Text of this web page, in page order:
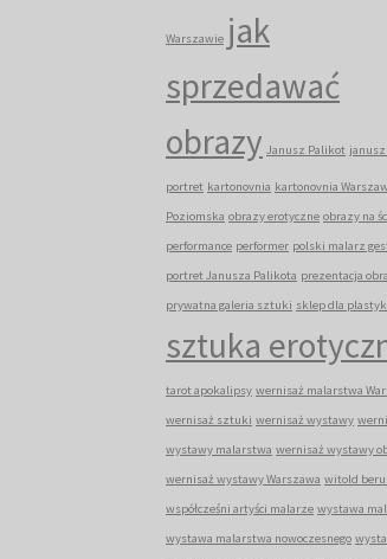
Warszawie jak
sprzedawać
obrazy Janusz Palikot
portret kartonovnia kartonovnia
Poziomska obrazy erotyczne obrazy na
performance performer polski malarz
portret Janusza Palikota prezentacja
prywatna galeria sztuki sklep dla
sztuka
tarot apokalipsy wernisaż malarstwa
wernisaż sztuki wernisaż wystawy
wystawy malarstwa wernisaż wystawy
wernisaż wystawy Warszawa witold
współcześni artyści malarze wystawa
wystawa malarstwa nowoczesnego